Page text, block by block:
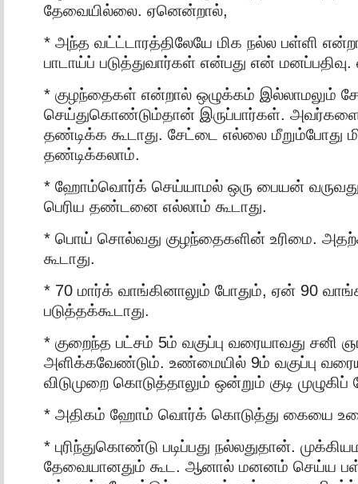
தேவையில்லை. ஏனென்றால்,
* அந்த வட்ட்டாரத்திலேயே மிக நல்ல பள்ளி
பாடாய்ப் படுத்துவார்கள் என்பது என்
* குழந்தைகள் என்றால் ஒழுக்கம் இல்லாமலும்
செய்துகொண்டும்தான் இருப்பார்கள்.
தண்டிக்க கூடாது. சேட்டை எல்லை மீறும்போது
தண்டிக்கலாம்.
* ஹோம்வொர்க் செய்யாமல் ஒரு பையன் வருவது
பெரிய தண்டனை எல்லாம் கூடாது.
* பொய் சொல்வது குழந்தைகளின் உரிமை.
கூடாது.
* 70 மார்க் வாங்கினாலும் போதும், ஏன் 90
படுத்தக்கூடாது.
* குறைந்த பட்சம் 5ம் வகுப்பு வரையாவது சனி
அளிக்கவேண்டும். உண்மையில் 9ம் வகுப்பு
விடுமுறை கொடுத்தாலும் ஒன்றும் குடி முழுகிப்
* அதிகம் ஹோம் வொர்க் கொடுத்து கையை
* புரிந்துகொண்டு படிப்பது நல்லதுதான்.
தேவையானதும் கூட. ஆனால் மனனம் செய்ய